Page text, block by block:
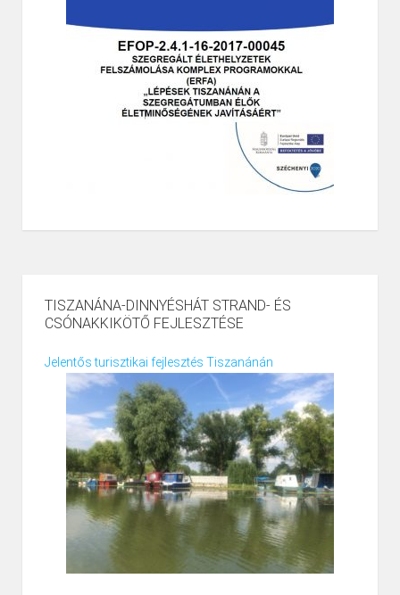
TISZANÁNA-DINNYÉSHÁT STRAND- ÉS
CSÓNAKKIKÖTŐ FEJLESZTÉSE
Jelentős turisztikai fejlesztés Tiszanánán